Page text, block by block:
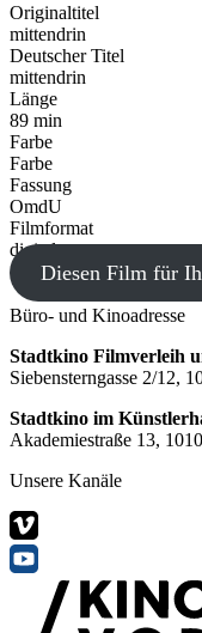
Originaltitel
mittendrin
Deutscher Titel
mittendrin
Länge
89 min
Farbe
Farbe
Fassung
OmdU
Filmformat
digital
Diesen Film für
Büro- und Kinoadresse
Stadtkino Filmverleih
Siebensterngasse 2/12,
Stadtkino im
Akademiestraße 13,
Unsere Kanäle